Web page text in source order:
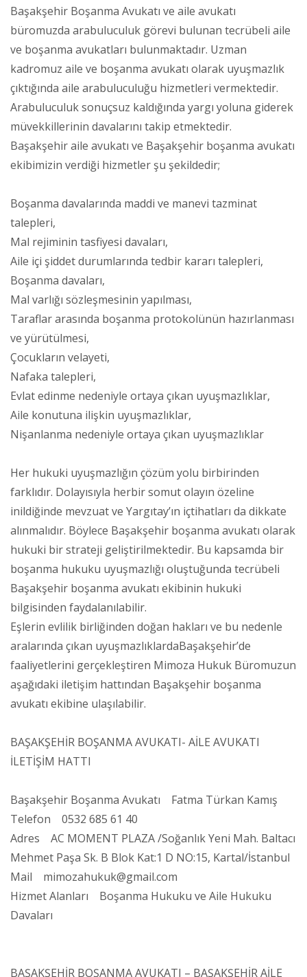
Başakşehir Boşanma Avukatı ve aile avukatı
büromuzda arabuluculuk görevi bulunan tecrübeli aile
ve boşanma avukatları bulunmaktadır. Uzman
kadromuz aile ve boşanma avukatı olarak uyuşmazlık
çıktığında aile arabuluculuğu hizmetleri vermektedir.
Arabuluculuk sonuçsuz kaldığında yargı yoluna giderek
müvekkillerinin davalarını takip etmektedir.
Başakşehir aile avukatı ve Başakşehir boşanma avukatı
ekibimizin verdiği hizmetler şu şekildedir;
Boşanma davalarında maddi ve manevi tazminat
talepleri,
Mal rejiminin tasfiyesi davaları,
Aile içi şiddet durumlarında tedbir kararı talepleri,
Boşanma davaları,
Mal varlığı sözleşmesinin yapılması,
Taraflar arasında boşanma protokolünün hazırlanması
ve yürütülmesi,
Çocukların velayeti,
Nafaka talepleri,
Evlat edinme nedeniyle ortaya çıkan uyuşmazlıklar,
Aile konutuna ilişkin uyuşmazlıklar,
Nişanlanma nedeniyle ortaya çıkan uyuşmazlıklar
Her hukuki uyuşmazlığın çözüm yolu birbirinden
farklıdır. Dolayısıyla herbir somut olayın özeline
inildiğinde mevzuat ve Yargıtay’ın içtihatları da dikkate
alınmalıdır. Böylece Başakşehir boşanma avukatı olarak
hukuki bir strateji geliştirilmektedir. Bu kapsamda bir
boşanma hukuku uyuşmazlığı oluştuğunda tecrübeli
Başakşehir boşanma avukatı ekibinin hukuki
bilgisinden faydalanılabilir.
Eşlerin evlilik birliğinden doğan hakları ve bu nedenle
aralarında çıkan uyuşmazlıklardaBaşakşehir’de
faaliyetlerini gerçekleştiren Mimoza Hukuk Büromuzun
aşağıdaki iletişim hattından Başakşehir boşanma
avukatı ekibine ulaşılabilir.
BAŞAKŞEHİR BOŞANMA AVUKATI- AİLE AVUKATI
İLETİŞİM HATTI
Başakşehir Boşanma Avukatı Fatma Türkan Kamış
Telefon 0532 685 61 40
Adres AC MOMENT PLAZA /Soğanlık Yeni Mah. Baltacı
Mehmet Paşa Sk. B Blok Kat:1 D NO:15, Kartal/İstanbul
Mail mimozahukuk@gmail.com
Hizmet Alanları Boşanma Hukuku ve Aile Hukuku
Davaları
BAŞAKŞEHİR BOŞANMA AVUKATI – BAŞAKŞEHİR AİLE